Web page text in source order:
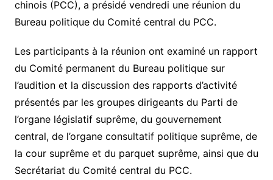
chinois (PCC), a présidé vendredi une réunion du
Bureau politique du Comité central du PCC.
Les participants à la réunion ont examiné un rapport
du Comité permanent du Bureau politique sur
l’audition et la discussion des rapports d’activité
présentés par les groupes dirigeants du Parti de
l’organe législatif suprême, du gouvernement
central, de l’organe consultatif politique suprême, de
la cour suprême et du parquet suprême, ainsi que du
Secrétariat du Comité central du PCC.